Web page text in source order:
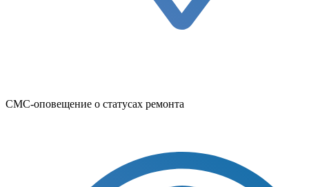
СМС-оповещение о статусах ремонта